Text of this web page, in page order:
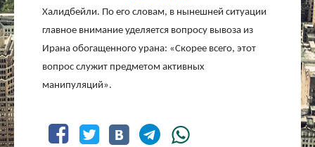
Халидбейли. По его словам, в нынешней ситуации
главное внимание уделяется вопросу вывоза из
Ирана обогащенного урана: «Скорее всего, этот
вопрос служит предметом активных
манипуляций».